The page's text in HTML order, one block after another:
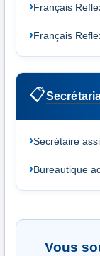
Français
Français
📋
Secrétaire
Bureautique
Vous